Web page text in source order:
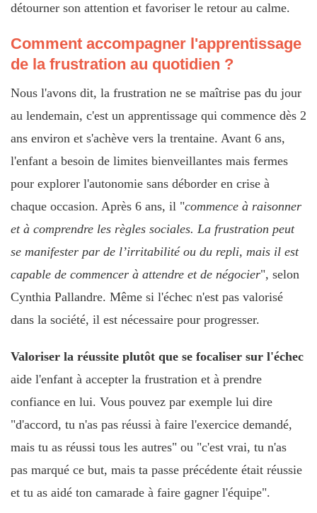
détourner son attention et favoriser le retour au calme.
Comment accompagner l'apprentissage
de la frustration au quotidien ?
Nous l'avons dit, la frustration ne se maîtrise pas du jour
au lendemain, c'est un apprentissage qui commence dès 2
ans environ et s'achève vers la trentaine. Avant 6 ans,
l'enfant a besoin de limites bienveillantes mais fermes
pour explorer l'autonomie sans déborder en crise à
chaque occasion. Après 6 ans, il "commence à raisonner
et à comprendre les règles sociales. La frustration peut
se manifester par de l’irritabilité ou du repli, mais il est
capable de commencer à attendre et de négocier", selon
Cynthia Pallandre. Même si l'échec n'est pas valorisé
dans la société, il est nécessaire pour progresser.
Valoriser la réussite plutôt que se focaliser sur l'échec
aide l'enfant à accepter la frustration et à prendre
confiance en lui. Vous pouvez par exemple lui dire
"d'accord, tu n'as pas réussi à faire l'exercice demandé,
mais tu as réussi tous les autres" ou "c'est vrai, tu n'as
pas marqué ce but, mais ta passe précédente était réussie
et tu as aidé ton camarade à faire gagner l'équipe".